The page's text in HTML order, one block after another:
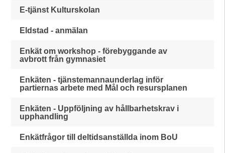
E-tjänst Kulturskolan
Eldstad - anmälan
Enkät om workshop - förebyggande av
avbrott från gymnasiet
Enkäten - tjänstemannaunderlag inför
partiernas arbete med Mål och resursplanen
Enkäten - Uppföljning av hållbarhetskrav i
upphandling
Enkätfrågor till deltidsanställda inom BoU